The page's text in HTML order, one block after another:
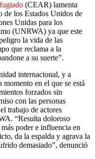
(CEAR) lamenta
de los Estados Unidos de
Unidas para los
(UNRWA) ya que este
la vida de las
que reclama a la
a su suerte”.
internacional, y a
en el que se está
forzados sin
con las personas
trabajo de actores
“Resulta doloroso
poder e influencia en
da la espalda y agrava la
demasiado”, denunció